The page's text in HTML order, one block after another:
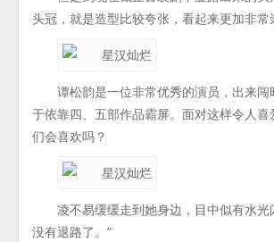
头冠，就是造型比较夸张，看起来更加非常
谭松韵是一位非常优秀的演员，出来闯
于依靠四、五部作品霸屏。面对这样令人
们会喜欢吗？
凌不易缓缓走到她身边，目中似有水光
没有退路了。”